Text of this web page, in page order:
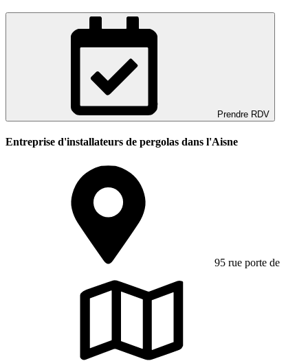
Prendre RDV
Entreprise d'installateurs de pergolas dans l'Aisne
95 rue porte de